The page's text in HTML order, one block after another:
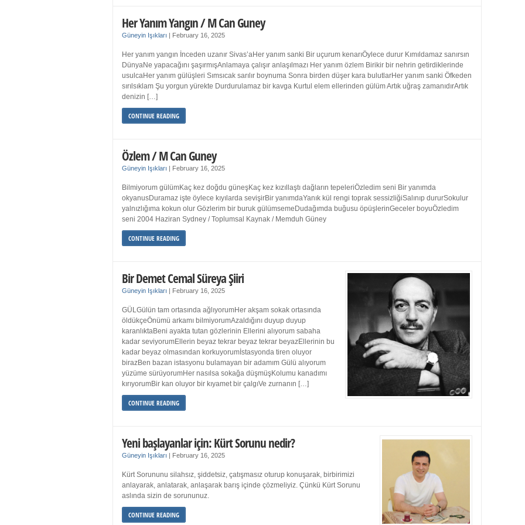
Her Yanım Yangın / M Can Guney
Güneyin Işıkları February 16, 2025
Her yanım yangın İnceden uzanır Sivas’aHer yanım sanki Bir uçurum kenarıÖylece durur Kımıldamaz sanırsın
DünyaNe yapacağını şaşırmışAnlamaya çalışır anlaşılmazı Her yanım özlem Birikir bir nehrin getirdiklerinde
usulcaHer yanım gülüşleri Sımsıcak sarılır boynuma Sonra birden düşer kara bulutlarHer yanım sanki Öfkeden
sırılsıklam Şu yorgun yürekte Durdurulamaz bir kavga Kurtul elem ellerinden gülüm Artık uğraş zamanıdırArtık
denizin […]
CONTINUE READING
Özlem / M Can Guney
Güneyin Işıkları February 16, 2025
Bilmiyorum gülümKaç kez doğdu güneşKaç kez kızıllaştı dağların tepeleriÖzledim seni Bir yanımda
okyanusDuramaz işte öylece kıyılarda sevişirBir yanımdaYanık kül rengi toprak sessizliğiSalınıp dururSokulur
yalnızlığıma kokun olur Gözlerim bir buruk gülümsemeDudağımda buğusu öpüşlerinGeceler boyuÖzledim
seni 2004 Haziran Sydney / Toplumsal Kaynak / Memduh Güney
CONTINUE READING
Bir Demet Cemal Süreya Şiiri
Güneyin Işıkları February 16, 2025
GÜLGülün tam ortasında ağlıyorumHer akşam sokak ortasında
öldükçeÖnümü arkamı bilmiyorumAzaldığını duyup duyup
karanlıktaBeni ayakta tutan gözlerinin Ellerini alıyorum sabaha
kadar seviyorumEllerin beyaz tekrar beyaz tekrar beyazEllerinin bu
kadar beyaz olmasından korkuyorumİstasyonda tiren oluyor
birazBen bazan istasyonu bulamayan bir adamım Gülü alıyorum
yüzüme sürüyorumHer nasılsa sokağa düşmüşKolumu kanadımı
kırıyorumBir kan oluyor bir kıyamet bir çalgıVe zurnanın […]
CONTINUE READING
Yeni başlayanlar için: Kürt Sorunu nedir?
Güneyin Işıkları February 16, 2025
Kürt Sorununu silahsız, şiddetsiz, çatışmasız oturup konuşarak, birbirimizi
anlayarak, anlatarak, anlaşarak barış içinde çözmeliyiz. Çünkü Kürt Sorunu
aslında sizin de sorununuz.
CONTINUE READING